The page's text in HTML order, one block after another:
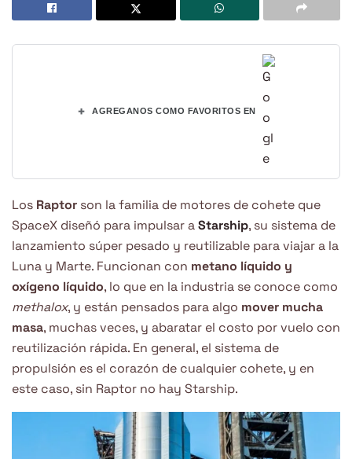
+ AGREGANOS COMO FAVORITOS EN
Los Raptor son la familia de motores de cohete que
SpaceX diseñó para impulsar aStarship, su sistema de
lanzamiento súper pesado y reutilizable para viajar a la
Luna y Marte. Funcionan con metano líquido y
oxígeno líquido, lo que en la industria se conoce como
methalox, y están pensados para algo mover mucha
masa, muchas veces, y abaratar el costo por vuelo con
reutilización rápida. En general, el sistema de
propulsión es el corazón de cualquier cohete, y en
este caso, sin Raptor no hay Starship.